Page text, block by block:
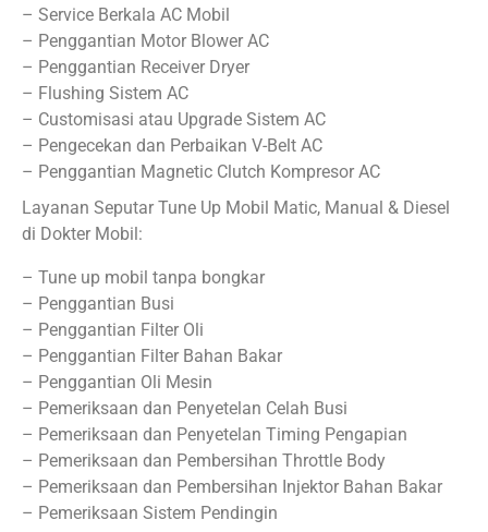
– Service Berkala AC Mobil
– Penggantian Motor Blower AC
– Penggantian Receiver Dryer
– Flushing Sistem AC
– Customisasi atau Upgrade Sistem AC
– Pengecekan dan Perbaikan V-Belt AC
– Penggantian Magnetic Clutch Kompresor AC
Layanan Seputar Tune Up Mobil Matic, Manual & Diesel
di Dokter Mobil:
– Tune up mobil tanpa bongkar
– Penggantian Busi
– Penggantian Filter Oli
– Penggantian Filter Bahan Bakar
– Penggantian Oli Mesin
– Pemeriksaan dan Penyetelan Celah Busi
– Pemeriksaan dan Penyetelan Timing Pengapian
– Pemeriksaan dan Pembersihan Throttle Body
– Pemeriksaan dan Pembersihan Injektor Bahan Bakar
– Pemeriksaan Sistem Pendingin